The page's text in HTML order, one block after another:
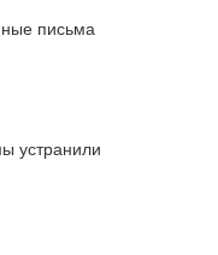
письма
устранили